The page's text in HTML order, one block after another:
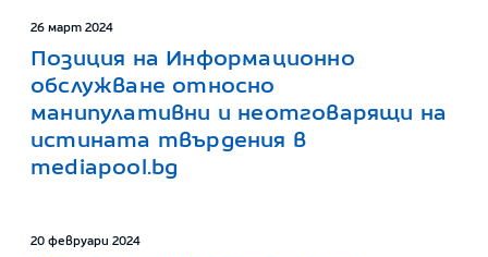
26 март 2024
Позиция на Информационно
обслужване относно
манипулативни и неотговарящи на
истината твърдения в
mediapool.bg
20 февруари 2024